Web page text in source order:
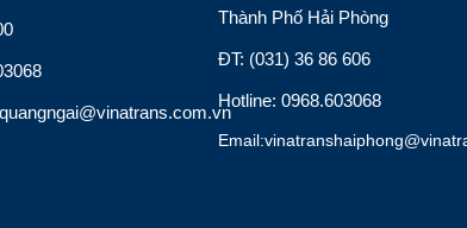
Thành Phố Hải Phòng
ĐT: (031) 36 86 606
Hotline: 0968.603068